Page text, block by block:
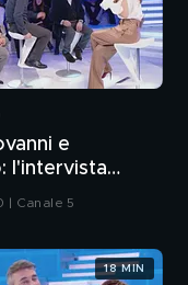
e
l'intervista
| Canale 5
18 MIN